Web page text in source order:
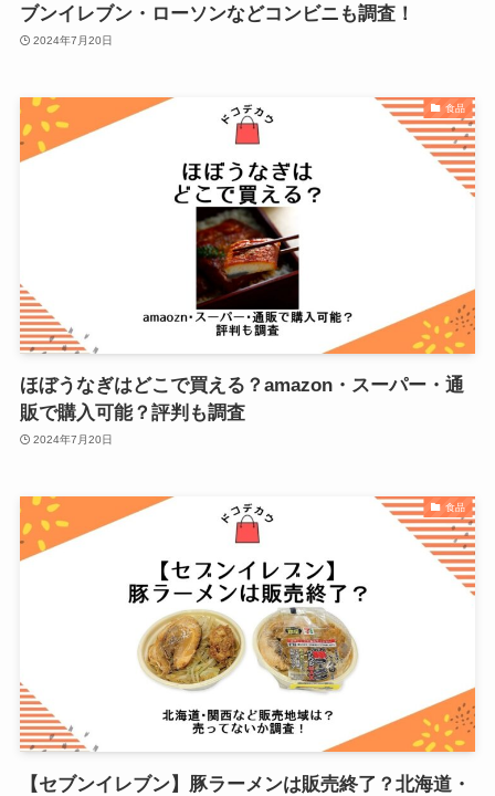
ブンイレブン・ローソンなどコンビニも調査！
2024年7月20日
食品
ほぼうなぎはどこで買える？amazon・スーパー・通
販で購入可能？評判も調査
2024年7月20日
食品
【セブンイレブン】豚ラーメンは販売終了？北海道・